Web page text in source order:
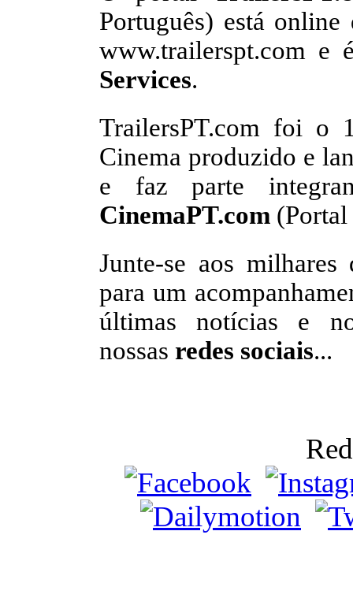
Português) está
www.trailerspt.com e
Services.
TrailersPT.com foi o
Cinema produzido e
e faz parte
CinemaPT.com (Portal
Junte-se aos milhares
para um
últimas notícias e
nossas redes sociais...